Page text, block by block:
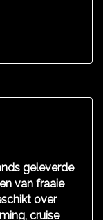
geleverde
van fraaie
over
cruise